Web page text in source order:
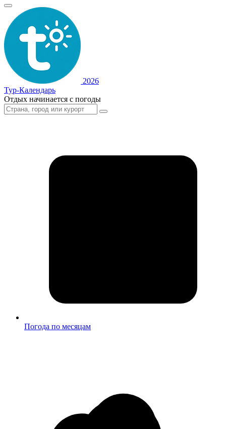
2026
Тур-Календарь
Отдых начинается с погоды
Погода по месяцам